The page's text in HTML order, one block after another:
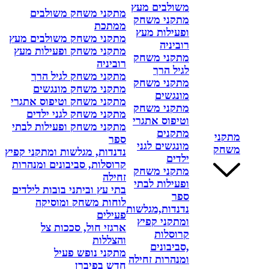
מתקני
משחק
משולבים מעץ
מתקני משחק
ופעילות מעץ
רוביניה
מתקני משחק
לגיל הרך
מתקני משחק
מונגשים
מתקני משחק
וטיפוס אתגרי
מתקנים
מונגשים לגני
ילדים
מתקני משחק
ופעילות לבתי
ספר
נדנדות,מגלשות
ומתקני קפיץ
קרוסלות
,סביבונים
ומנהרות זחילה
מתקני משחק משולבים
ממתכת
מתקני משחק משולבים מעץ
מתקני משחק ופעילות מעץ
רוביניה
מתקני משחק לגיל הרך
מתקני משחק מונגשים
מתקני משחק וטיפוס אתגרי
מתקני משחק לגני ילדים
מתקני משחק ופעילות לבתי
ספר
נדנדות, מגלשות ומתקני קפיץ
קרוסלות, סביבונים ומנהרות
זחילה
בתי עץ וביתני בובות לילדים
לוחות משחק ומוסיקה
פעילים
ארגזי חול, סככות צל
והצללות
מתקני נופש פעיל
חדש בפיברן